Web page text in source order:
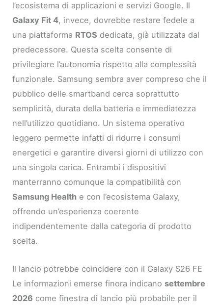
l’ecosistema di applicazioni e servizi Google. Il
Galaxy Fit 4, invece, dovrebbe restare fedele a
una piattaforma RTOS dedicata, già utilizzata dal
predecessore. Questa scelta consente di
privilegiare l’autonomia rispetto alla complessità
funzionale. Samsung sembra aver compreso che il
pubblico delle smartband cerca soprattutto
semplicità, durata della batteria e immediatezza
nell’utilizzo quotidiano. Un sistema operativo
leggero permette infatti di ridurre i consumi
energetici e garantire diversi giorni di utilizzo con
una singola carica. Entrambi i dispositivi
manterranno comunque la compatibilità con
Samsung Health e con l’ecosistema Galaxy,
offrendo un’esperienza coerente
indipendentemente dalla categoria di prodotto
scelta.
Il lancio potrebbe coincidere con il Galaxy S26 FE
Le informazioni emerse finora indicano settembre
2026 come finestra di lancio più probabile per il